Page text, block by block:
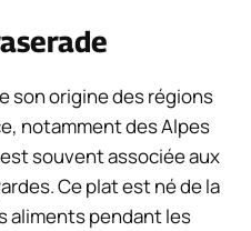
son origine des régions
notamment des Alpes
souvent associée aux
Ce plat est né de la
aliments pendant les